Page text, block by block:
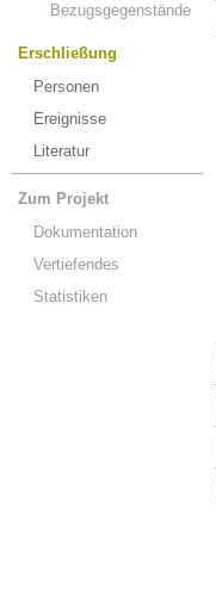
Bezugsgegenstände
Erschließung
Personen
Ereignisse
Literatur
Zum Projekt
Dokumentation
Vertiefendes
Statistiken